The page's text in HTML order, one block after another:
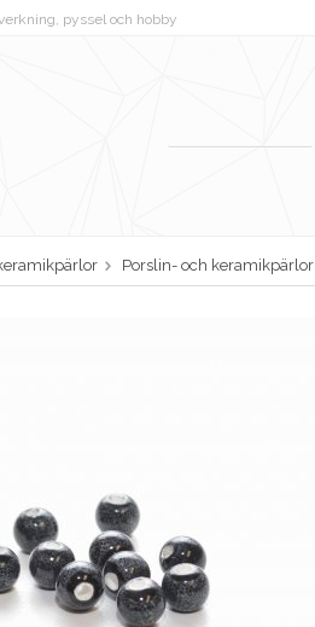
pyssel och hobby
Porslin- och keramikpärlor